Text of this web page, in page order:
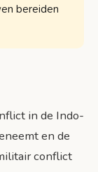
bereiden
in de Indo-
en de
conflict